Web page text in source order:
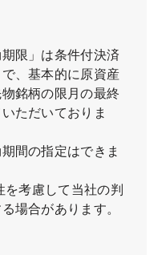
限」は条件付決済
、基本的に原資産
銘柄の限月の最終
ただいておりま
間の指定はできま
考慮して当社の判
場合があります。